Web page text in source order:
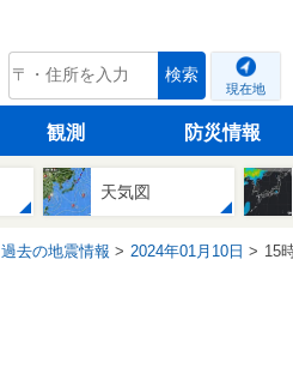
tenki.jp 検索
現在地
観測 防災情報
天気図
過去の地震情報 2024年01月10日 15